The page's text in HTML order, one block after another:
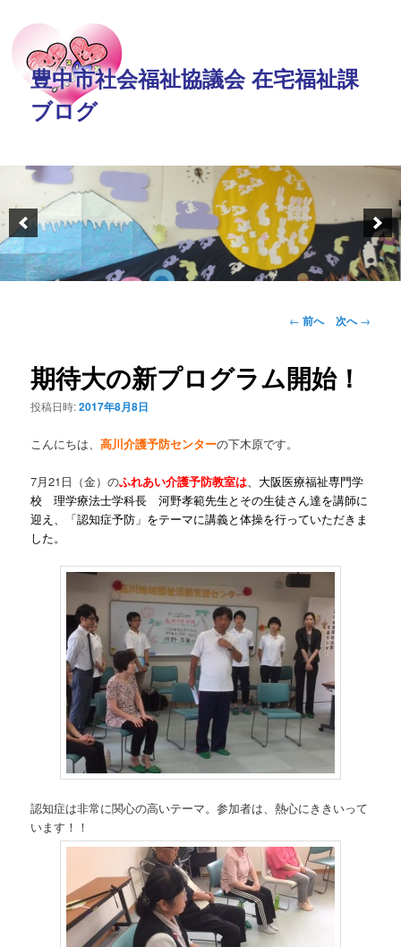
豊中市社会福祉協議会 在宅福祉課
ブログ
投稿ナビゲーション
← 前へ 次へ→
期待大の新プログラム開始！
投稿日時:2017年8月8日
こんにちは、高川介護予防センターの下木原です。
7月21日（金）のふれあい介護予防教室は 、大阪医療福祉専門学
校 理学療法士学科長 河野孝範先生とその生徒さん達を講師に
迎え、「認知症予防」をテーマに講義と体操を行っていただきま
した。
認知症は非常に関心の高いテーマ。参加者は、熱心にききいって
います！！